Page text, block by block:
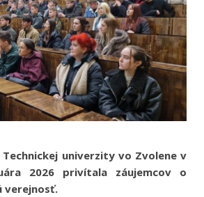
univerzity vo Zvolene v
2026 privítala záujemcov o
verejnosť.